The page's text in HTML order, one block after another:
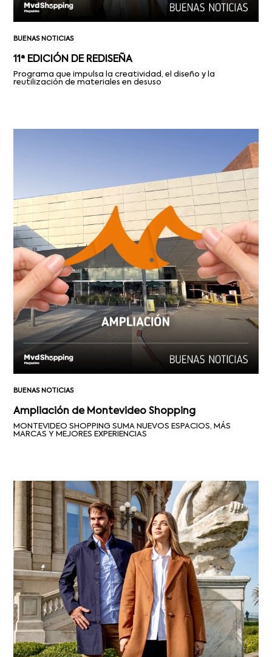
BUENAS NOTICIAS
11ª EDICIÓN DE REDISEÑA
Programa que impulsa la creatividad, el diseño y la
reutilización de materiales en desuso
BUENAS NOTICIAS
Ampliación de Montevideo Shopping
MONTEVIDEO SHOPPING SUMA NUEVOS ESPACIOS, MÁS
MARCAS Y MEJORES EXPERIENCIAS